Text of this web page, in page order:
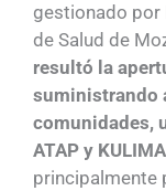
gestionado por
de Salud de
resultó la
suministrando
comunidades,
ATAP y KULIMA
principalmente